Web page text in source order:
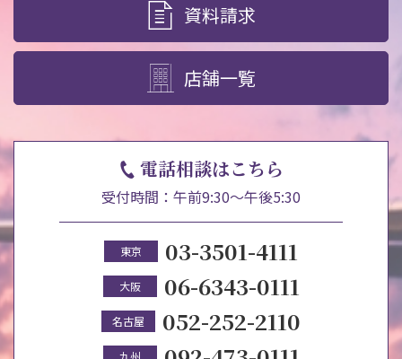
資料請求
店舗一覧
電話相談はこちら
受付時間：午前9:30～午後5:30
東京 03-3501-4111
大阪 06-6343-0111
名古屋 052-252-2110
九州